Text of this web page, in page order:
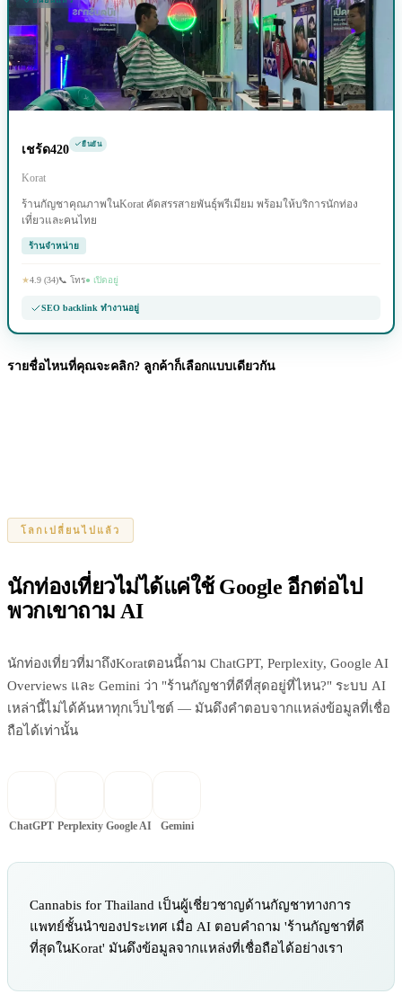
เชร้ด420 ยืนยัน
Korat
ร้านกัญชาคุณภาพในKorat คัดสรรสายพันธุ์พรีเมียม พร้อมให้บริการนักท่อง
เที่ยวและคนไทย
ร้านจำหน่าย
★4.9 (34)📞 โทร● เปิดอยู่
SEO backlink ทำงานอยู่
รายชื่อไหนที่คุณจะคลิก? ลูกค้าก็เลือกแบบเดียวกัน
โลกเปลี่ยนไปแล้ว
นักท่องเที่ยวไม่ได้แค่ใช้ Google อีกต่อไป
พวกเขาถาม AI
นักท่องเที่ยวที่มาถึงKoratตอนนี้ถาม ChatGPT, Perplexity, Google AI
Overviews และ Gemini ว่า "ร้านกัญชาที่ดีที่สุดอยู่ที่ไหน?" ระบบ AI
เหล่านี้ไม่ได้ค้นหาทุกเว็บไซต์ — มันดึงคำตอบจากแหล่งข้อมูลที่เชื่อ
ถือได้เท่านั้น
ChatGPT Perplexity Google AI Gemini
Cannabis for Thailand เป็นผู้เชี่ยวชาญด้านกัญชาทางการ
แพทย์ชั้นนำของประเทศ เมื่อ AI ตอบคำถาม 'ร้านกัญชาที่ดี
ที่สุดในKorat' มันดึงข้อมูลจากแหล่งที่เชื่อถือได้อย่างเรา